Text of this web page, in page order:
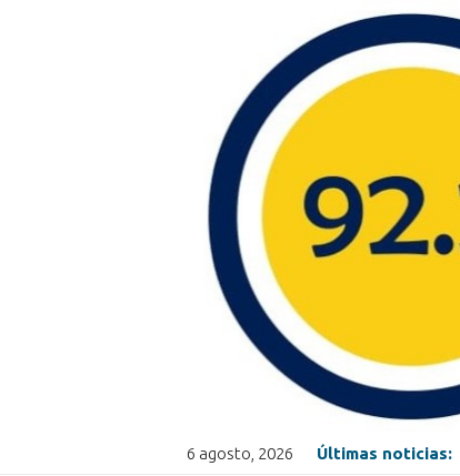
6 agosto, 2026 Últimas noticias: